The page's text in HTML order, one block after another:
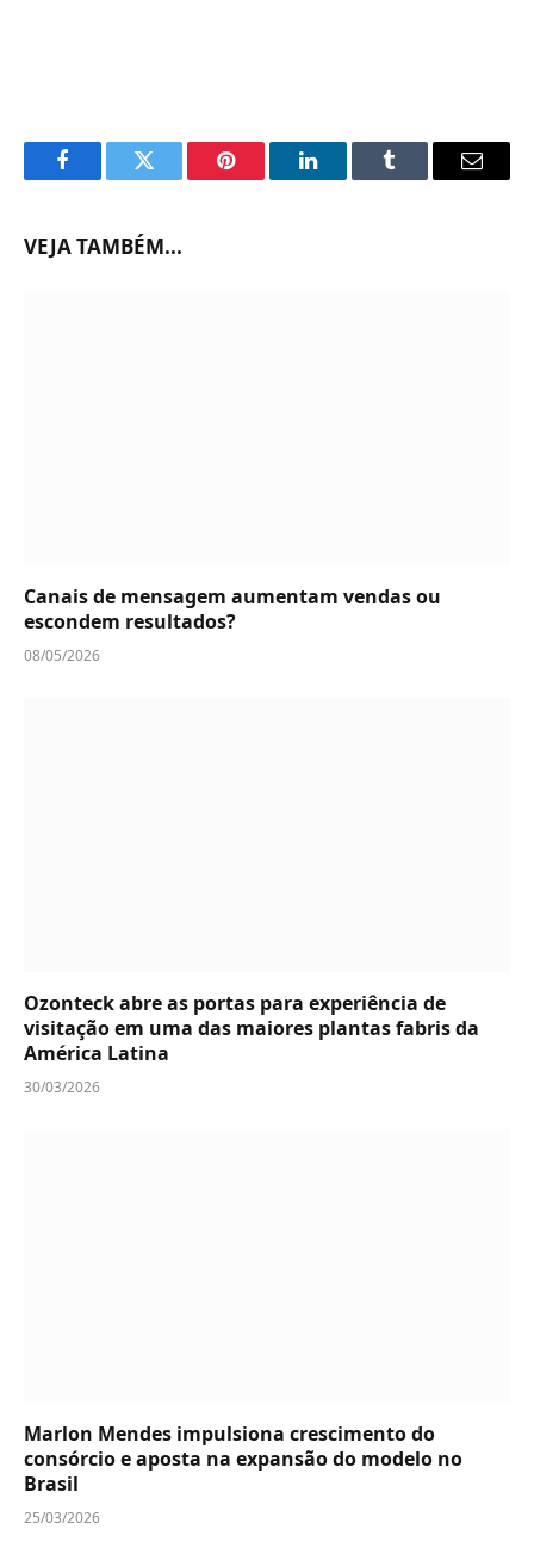
FacebookTwitter Pinterest LinkedInTumblr Email
VEJA TAMBÉM...
Canais de mensagem aumentam vendas ou
escondem resultados?
08/05/2026
Ozonteck abre as portas para experiência de
visitação em uma das maiores plantas fabris da
América Latina
30/03/2026
Marlon Mendes impulsiona crescimento do
consórcio e aposta na expansão do modelo no
Brasil
25/03/2026